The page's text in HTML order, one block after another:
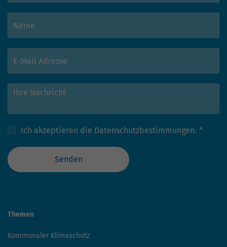
Ich akzeptieren die Datenschutzbestimmungen. *
Senden
Themen
Kommunaler Klimaschutz